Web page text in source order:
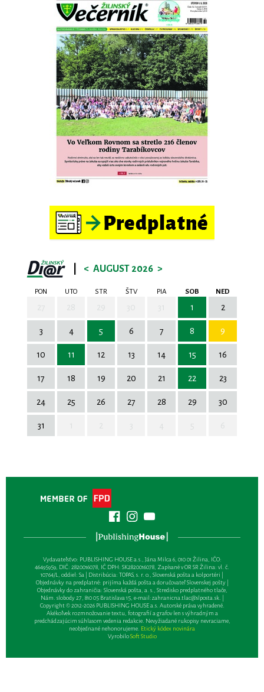
< AUGUST 2026 >
PON UTO STR ŠTV PIA SOB NED
1 2
3 4 5 6 7 8 9
10 11 12 13 14 15 16
17 18 19 20 21 22 23
24 25 26 27 28 29 30
31
Vydavateľsťvo: PUBLISHING HOUSE a.s., Jána Milca 6, 010 01 Žilina, IČO:
46495959, DIČ: 2820016078, IČ DPH: SK2820016078, Zapísané v OR SR Žilina: vl. č.
10764/L, oddiel: Sa | Distribúcia: TOPAS, s. r. o., Slovenská pošta a kolportéri |
Objednávky na predplatné: prijíma každá pošta a doručovateľ Slovenskej pošty |
Objednávky do zahraničia: Slovenská pošta, a. s., Stredisko predplatného tlače,
Nám. slobody 27, 810 05 Bratislava 15, e-mail:zahranicna.tlac@slposta.sk. |
Copyright © 2012-2026 PUBLISHING HOUSE a.s. Autorské práva vyhradené.
Akékoľvek rozmnožovanie textu, fotografií a grafov len s výhradným a
predchádzajúcim súhlasom vedenia redakcie. Nevyžiadané rukopisy nevraciame,
neobjednané nehonorujeme. Etický kódex novinára
VyrobiloSoft Studio